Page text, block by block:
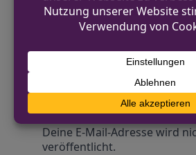
Alle Kommentare werden von
Vorfeld geprüft.
Schreibe einen
Deine E-Mail-Adresse wird
veröffentlicht.
Alternative: